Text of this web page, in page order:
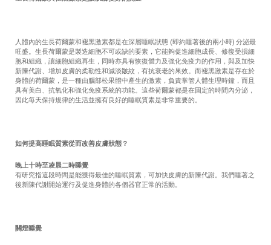
人體內的生長荷爾蒙和褪黑激素都是在深層睡眠狀態 (即約睡著後的兩小時) 分泌最
旺盛。生長荷爾蒙是製造細胞不可或缺的要素，它能夠促進細胞成長、修復受損細
胞和組織，讓細胞組織再生，同時亦具有恢復體力及強化免疫力的作用，與及加快
新陳代謝、增加皮膚的柔勒性和減淡皺紋，有抗衰老的果效。而褪黑激素是存在於
身體的荷爾蒙，是一種由腦部松果體中產生的激素，負責掌管人體生理時鐘，而且
具有美白、抗氧化和強化免疫系統的功能。這些荷爾蒙都是在固定的時間內分泌，
因此每天保持規律的生活並擁有良好的睡眠質素是非常重要的。
如何提高睡眠質素從而改善皮膚狀態？
晚上十時至凌晨二時睡覺
有研究指這段時間是能獲得最佳的睡眠質素，可加快皮膚的新陳代謝。我們睡著之
後新陳代謝開始運行及促進身體的各個器官正常的活動。
關燈睡覺